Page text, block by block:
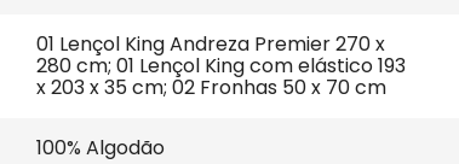
01 Lençol King Andreza Premier 270 x
280 cm; 01 Lençol King com elástico 193
x 203 x 35 cm; 02 Fronhas 50 x 70 cm
100% Algodão